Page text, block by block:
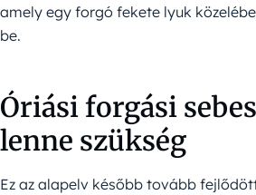
amely egy forgó fekete lyuk
be.
Óriási forgási
lenne szükség
Ez az alapelv később tovább